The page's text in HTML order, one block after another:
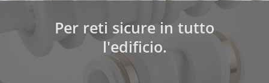
Per reti sicure in tutto
l'edificio.